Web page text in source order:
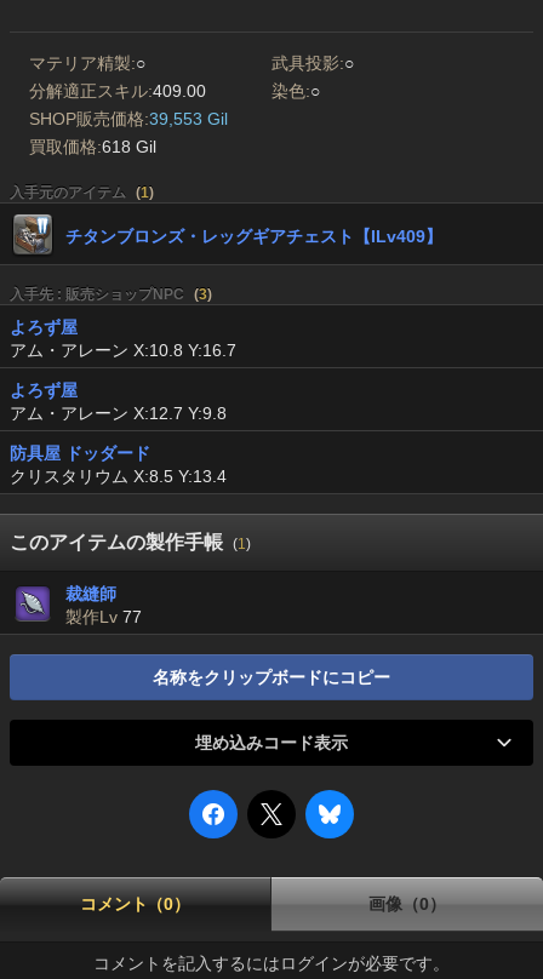
マテリア精製:○ 武具投影:○
分解適正スキル:409.00 染色:○
SHOP販売価格:39,553 Gil
買取価格:618 Gil
入手元のアイテム (1)
チタンブロンズ・レッグギアチェスト【ILv409】
入手先 : 販売ショップNPC (3)
よろず屋
アム・アレーン X:10.8 Y:16.7
よろず屋
アム・アレーン X:12.7 Y:9.8
防具屋 ドッダード
クリスタリウム X:8.5 Y:13.4
このアイテムの製作手帳 (1)
裁縫師
製作Lv 77
名称をクリップボードにコピー
埋め込みコード表示
コメント（0） 画像（0）
コメントを記入するにはログインが必要です。